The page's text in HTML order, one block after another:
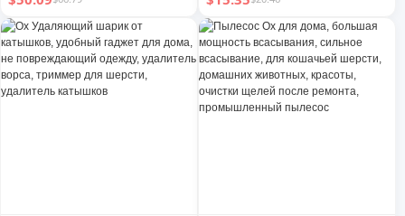
чистящая машина ручной
многофункциональный
моющий гаджет Zq610
паровой утюг,
великолепное
оборудование для глажки
одежды, портативный
электрический утюг